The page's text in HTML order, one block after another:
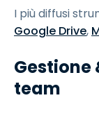
I più diffusi
Google Drive,
team